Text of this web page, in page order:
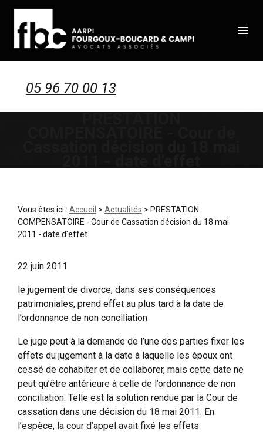
menu
05 96 70 00 13
PRESTATION
Vous êtes ici : Accueil > Actualités > PRESTATION
COMPENSATOIRE - Cour de Cassation décision du 18 mai
2011 - date d'effet
22 juin 2011
le jugement de divorce, dans ses conséquences
patrimoniales, prend effet au plus tard à la date de
l’ordonnance de non conciliation
Le juge peut à la demande de l’une des parties fixer les
effets du jugement à la date à laquelle les époux ont
cessé de cohabiter et de collaborer, mais cette date ne
peut qu’être antérieure à celle de l’ordonnance de non
conciliation. Telle est la solution rendue par la Cour de
cassation dans une décision du 18 mai 2011. En
l’espèce, la cour d’appel avait fixé les effets
Panneau de gestion des cookies